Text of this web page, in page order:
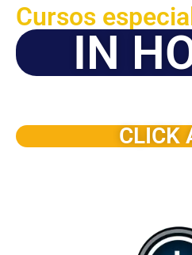
Cursos
IN
CLICK